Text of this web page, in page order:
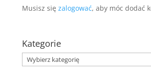
Musisz się zalogować, aby móc dodać
Kategorie
Kategorie